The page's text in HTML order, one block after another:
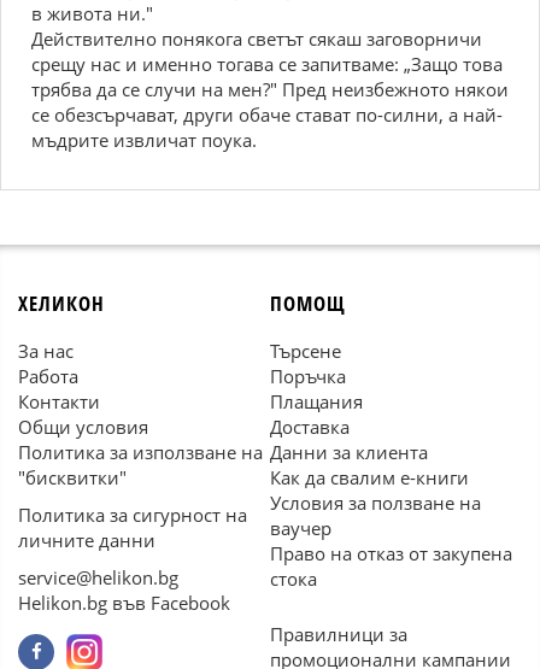
в живота ни."
Действително понякога светът сякаш заговорничи
срещу нас и именно тогава се запитваме: „Защо това
трябва да се случи на мен?" Пред неизбежното някои
се обезсърчават, други обаче стават по-силни, а най-
мъдрите извличат поука.
ХЕЛИКОН
За нас
Работа
Контакти
Общи условия
Политика за използване на
"бисквитки"
Политика за сигурност на
личните данни
service@helikon.bg
Helikon.bg във Facebook
ПОМОЩ
Търсене
Поръчка
Плащания
Доставка
Данни за клиента
Как да свалим е-книги
Условия за ползване на
ваучер
Право на отказ от закупена
стока
Правилници за
промоционални кампании